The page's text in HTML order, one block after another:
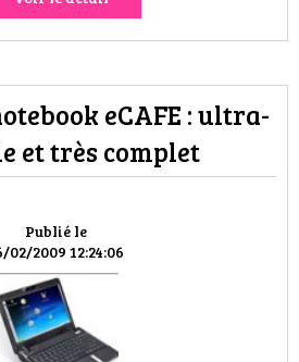
Publié le
02/2009 12:24:06
eCAFE : ultra-
et très complet